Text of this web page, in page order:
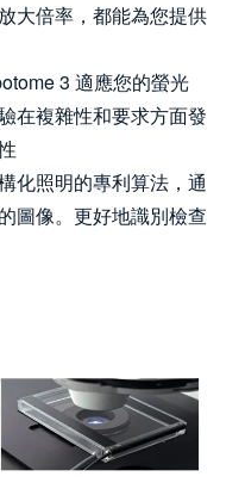
大倍率，都能為您提供
3 適應您的螢光
在複雜性和要求方面發
化照明的專利算法，通
圖像。更好地識別檢查